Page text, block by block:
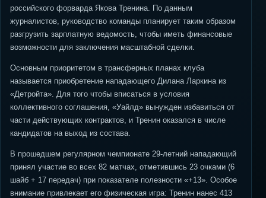
российского форварда Якова Тренина. По данным
журналистов, руководство команды планирует таким образом
разгрузить зарплатную ведомость, чтобы иметь финансовые
возможности для заключения масштабной сделки.
Основным приоритетом в трансферных планах клуба
называется приобретение нападающего Дилана Ларкина из
«Детройта». Для того чтобы вписаться в условия
коллективного соглашения, «Уайлд» вынужден избавиться от
части действующих контрактов, и Тренин оказался в числе
кандидатов на выход из состава.
В прошедшем регулярном чемпионате 29-летний нападающий
принял участие во всех 82 матчах, отметившись 23 очками (6
шайб + 17 передач) при показателе полезности «+13». Особое
внимание привлекает его физическая игра: Тренин нанес 413